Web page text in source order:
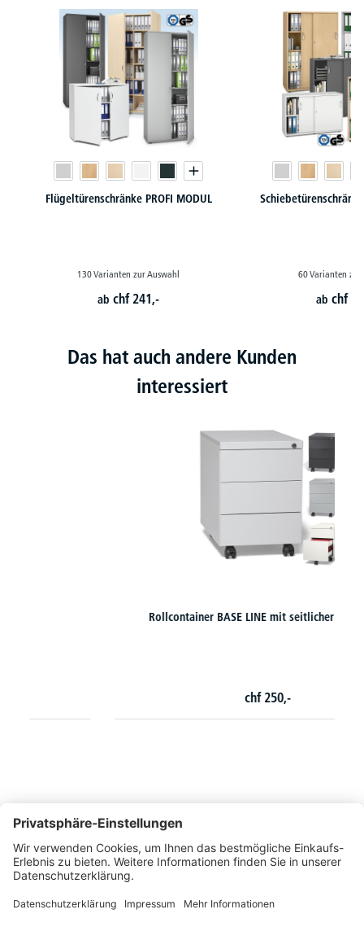
Flügeltürenschränke PROFI MODUL
130 Varianten zur Auswahl
abchf 241,-
60 Varianten zur
abchf
Das hat auch andere Kunden
interessiert
Rollcontainer BASE LINE mit seitlicher Griffleiste
Montags bis Freitags von 08:30 - 17:00 Uhr
+41 44 240 / 11 55
+41 44 240 / 11 57
info@office-trade.ch